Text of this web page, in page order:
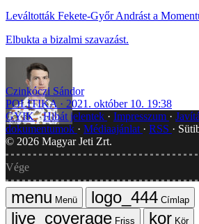
Leváltották Fekete-Győr Andrást a
Elbukta a bizalmi szavazást.
Czinkóczi Sándor
POLITIKA
2021. október 10. 19:38
GYIK Hibát jelentek Impresszum
dokumentumok
Médiaajánlat RSS
© 2026 Magyar Jeti Zrt.
Vége
Menü
Címlap
Friss
Kör